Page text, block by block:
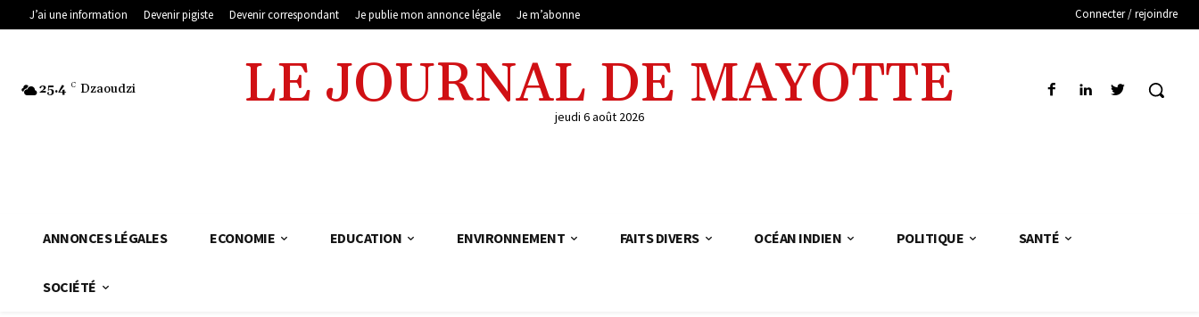
J’ai une information Devenir pigiste Devenir correspondant Je publie mon annonce légale Je m’abonne Connecter / rejoindre
25.4 C Dzaoudzi LE JOURNAL DE MAYOTTE
jeudi 6 août 2026
ANNONCES LÉGALES ECONOMIE EDUCATION ENVIRONNEMENT FAITS DIVERS OCÉAN INDIEN POLITIQUE SANTÉ
SOCIÉTÉ